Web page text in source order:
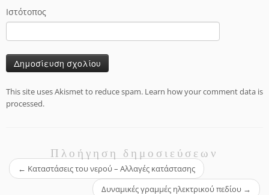
Ιστότοπος
This site uses Akismet to reduce spam. Learn how your comment data is
processed.
Πλοήγηση δημοσιεύσεων
← Καταστάσεις του νερού – Αλλαγές κατάστασης
Δυναμικές γραμμές ηλεκτρικού πεδίου →